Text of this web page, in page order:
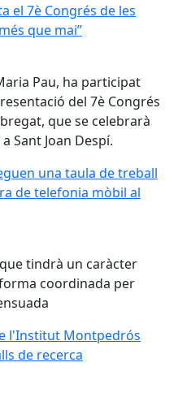
el 7è Congrés de les
el 7è Congrés de les
que mai”
Pau, ha participat
del 7è Congrés
que se celebrarà
Sant Joan Despí.
una taula de treball
una taula de treball
de telefonia mòbil al
tindrà un caràcter
coordinada per
l'Institut Montpedrós
l'Institut Montpedrós
de recerca